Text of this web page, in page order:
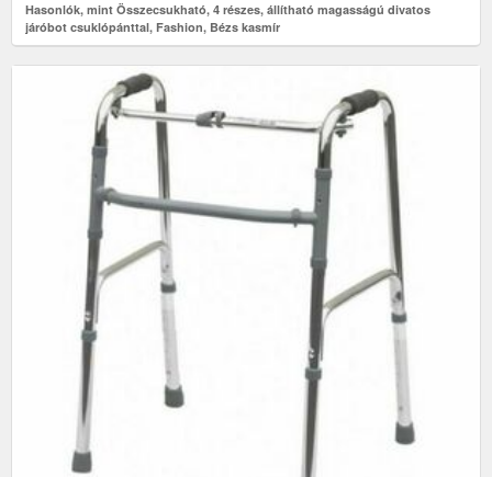
Hasonlók, mint Összecsukható, 4 részes, állítható magasságú divatos
járóbot csuklópánttal, Fashion, Bézs kasmír